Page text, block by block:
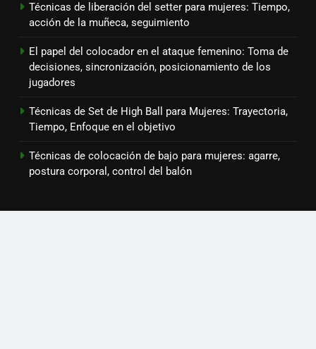
Técnicas de liberación del setter para mujeres: Tiempo,
acción de la muñeca, seguimiento
El papel del colocador en el ataque femenino: Toma de
decisiones, sincronización, posicionamiento de los
jugadores
Técnicas de Set de High Ball para Mujeres: Trayectoria,
Tiempo, Enfoque en el objetivo
Técnicas de colocación de bajo para mujeres: agarre,
postura corporal, control del balón